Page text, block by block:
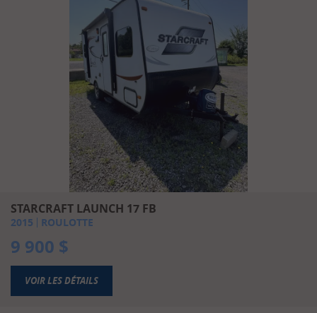
STARCRAFT LAUNCH 17 FB
2015 ROULOTTE
9 900 $
VOIR LES DÉTAILS